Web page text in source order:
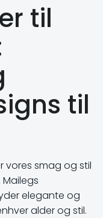
til
til
vores smag og stil
elegante og
alder og stil.